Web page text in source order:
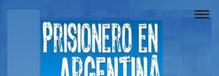
Buscador
Documentos